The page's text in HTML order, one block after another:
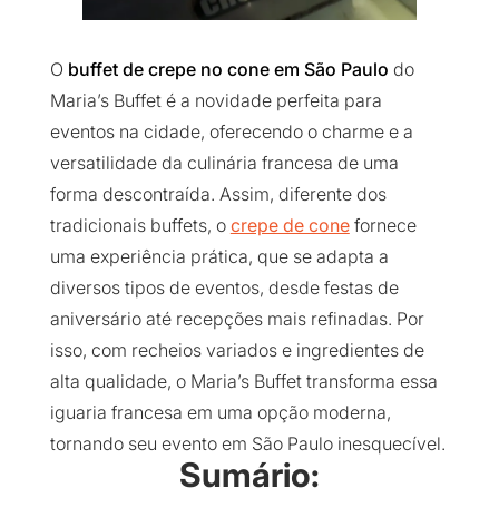
O buffet de crepe no cone em São Paulo do
Maria’s Buffet é a novidade perfeita para
eventos na cidade, oferecendo o charme e a
versatilidade da culinária francesa de uma
forma descontraída. Assim, diferente dos
tradicionais buffets, o crepe de conefornece
uma experiência prática, que se adapta a
diversos tipos de eventos, desde festas de
aniversário até recepções mais refinadas. Por
isso, com recheios variados e ingredientes de
alta qualidade, o Maria’s Buffet transforma essa
iguaria francesa em uma opção moderna,
tornando seu evento em São Paulo inesquecível.
Sumário: